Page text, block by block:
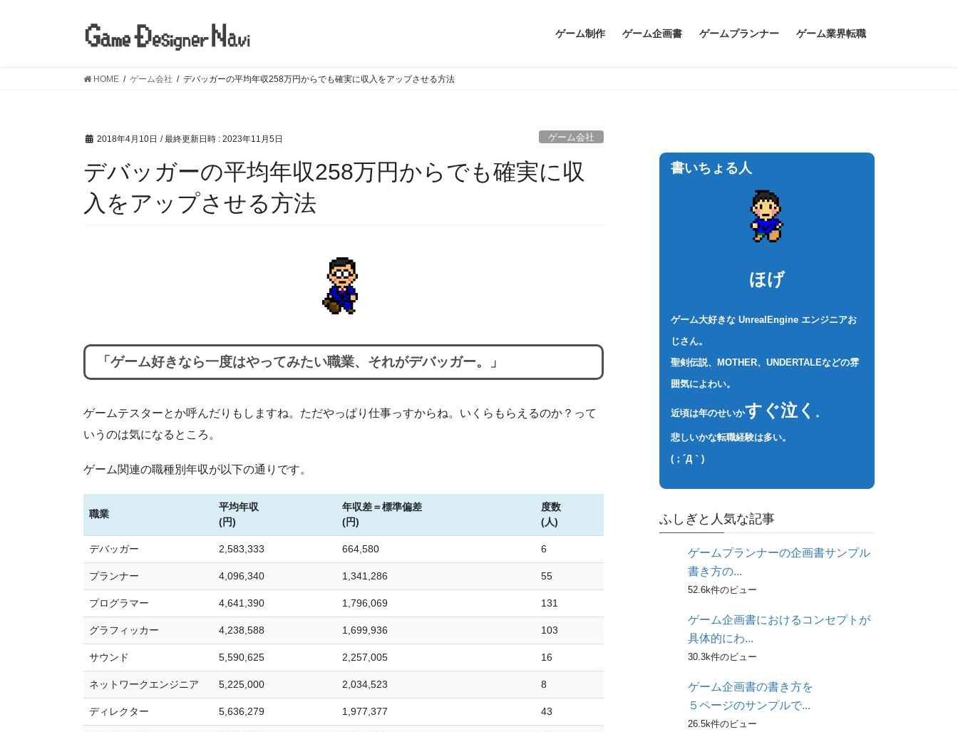
ゲーム制作 ゲーム企画書 ゲームプランナー ゲーム業界転職
HOME ゲーム会社 デバッガーの平均年収258万円からでも確実に収入をアップさせる方法
2018年4月10日 / 最終更新日時 : 2023年11月5日 ゲーム会社
デバッガーの平均年収258万円からでも確実に収
入をアップさせる方法
「ゲーム好きなら一度はやってみたい職業、それがデバッガー。」
ゲームテスターとか呼んだりもしますね。ただやっぱり仕事っすからね。いくらもらえるのか？って
いうのは気になるところ。
ゲーム関連の職種別年収が以下の通りです。
職業
平均年収
(円)
年収差＝標準偏差
(円)
度数
(人)
デバッガー 2,583,333 664,580 6
プランナー 4,096,340 1,341,286 55
プログラマー 4,641,390 1,796,069 131
グラフィッカー 4,238,588 1,699,936 103
サウンド 5,590,625 2,257,005 16
ネットワークエンジニア 5,225,000 2,034,523 8
ディレクター 5,636,279 1,977,377 43
書いちょる人
ほげ
ゲーム大好きな UnrealEngine エンジニアお
じさん。
聖剣伝説、MOTHER、UNDERTALEなどの雰
囲気によわい。
近頃は年のせいかすぐ泣く 。
悲しいかな転職経験は多い。
(；´Д｀)
ふしぎと人気な記事
ゲームプランナーの企画書サンプル
書き方の...
52.6k件のビュー
ゲーム企画書におけるコンセプトが
具体的にわ...
30.3k件のビュー
ゲーム企画書の書き方を
５ページのサンプルで...
26.5k件のビュー